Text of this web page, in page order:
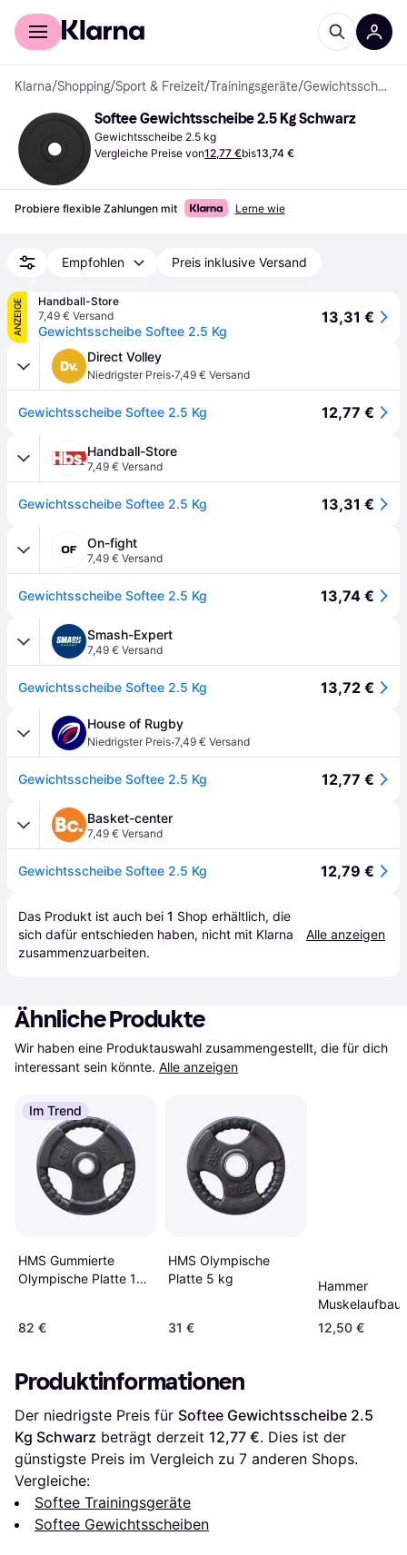
Für Shopper
Klarna/Shopping/Sport & Freizeit/Trainingsgeräte/ Gewichtsscheiben
Softee Gewichtsscheibe 2.5 Kg Schwarz
Gewichtsscheibe 2.5 kg
Vergleiche Preise von12,77 €bis13,74 €
Probiere flexible Zahlungen mit Lerne wie
Empfohlen Preis inklusive Versand
ANZEIGE
Handball-Store
7,49 € Versand
Gewichtsscheibe Softee 2.5 Kg
13,31 €
Direct Volley
Niedrigster Preis·7,49 € Versand
Gewichtsscheibe Softee 2.5 Kg 12,77 €
Handball-Store
7,49 € Versand
Gewichtsscheibe Softee 2.5 Kg 13,31 €
On-fight
7,49 € Versand
Gewichtsscheibe Softee 2.5 Kg 13,74 €
Smash-Expert
7,49 € Versand
Gewichtsscheibe Softee 2.5 Kg 13,72 €
House of Rugby
Niedrigster Preis·7,49 € Versand
Gewichtsscheibe Softee 2.5 Kg 12,77 €
Basket-center
7,49 € Versand
Gewichtsscheibe Softee 2.5 Kg 12,79 €
Das Produkt ist auch bei 1 Shop erhältlich, die
sich dafür entschieden haben, nicht mit Klarna
zusammenzuarbeiten.
Alle anzeigen
Ähnliche Produkte
Wir haben eine Produktauswahl zusammengestellt, die für dich
interessant sein könnte. Alle anzeigen
Im Trend
HMS Gummierte
Olympische Platte 15
82 €
HMS Olympische
Platte 5 kg
31 €
Hammer
Muskelaufbau
Scheibe PU 1
12,50 €
Produktinformationen
Der niedrigste Preis für Softee Gewichtsscheibe 2.5
Kg Schwarz beträgt derzeit 12,77 €. Dies ist der
günstigste Preis im Vergleich zu 7 anderen Shops.
Vergleiche:
Softee Trainingsgeräte
Softee Gewichtsscheiben